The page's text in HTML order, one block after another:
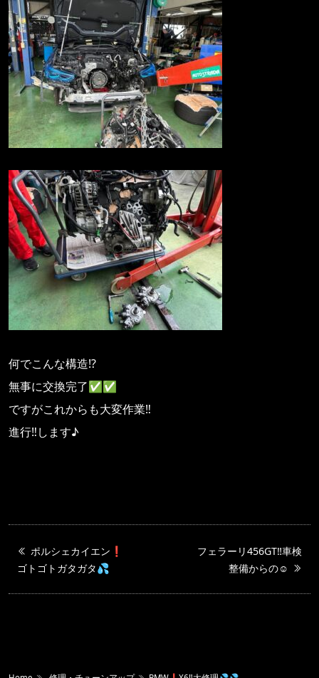
何でこんな構造⁉️
無事に交換完了✅✅
ですがこれからも大変作業‼️
進行‼️します♪
ポルシェカイエン❗️
ゴトゴトガタガタ💦
フェラーリ456GT‼️車検
整備からの☺️